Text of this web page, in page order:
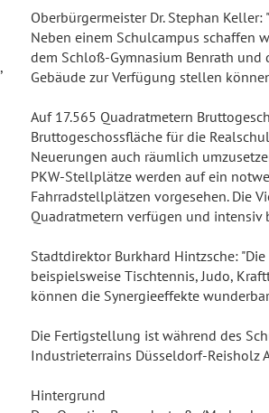
Oberbürgermeister Dr. Stephan
Neben einem Schulcampus schaffen
dem Schloß-Gymnasium Benrath
Gebäude zur Verfügung stellen
Auf 17.565 Quadratmetern
Bruttogeschossfläche für die
Neuerungen auch räumlich
PKW-Stellplätze werden auf ein
Fahrradstellplätzen vorgesehen. Die
Quadratmetern verfügen und intensiv
Stadtdirektor Burkhard Hintzsche:
beispielsweise Tischtennis, Judo,
können die Synergieeffekte
Die Fertigstellung ist während des
Industrieterrains Düsseldorf-Reisholz
Hintergrund